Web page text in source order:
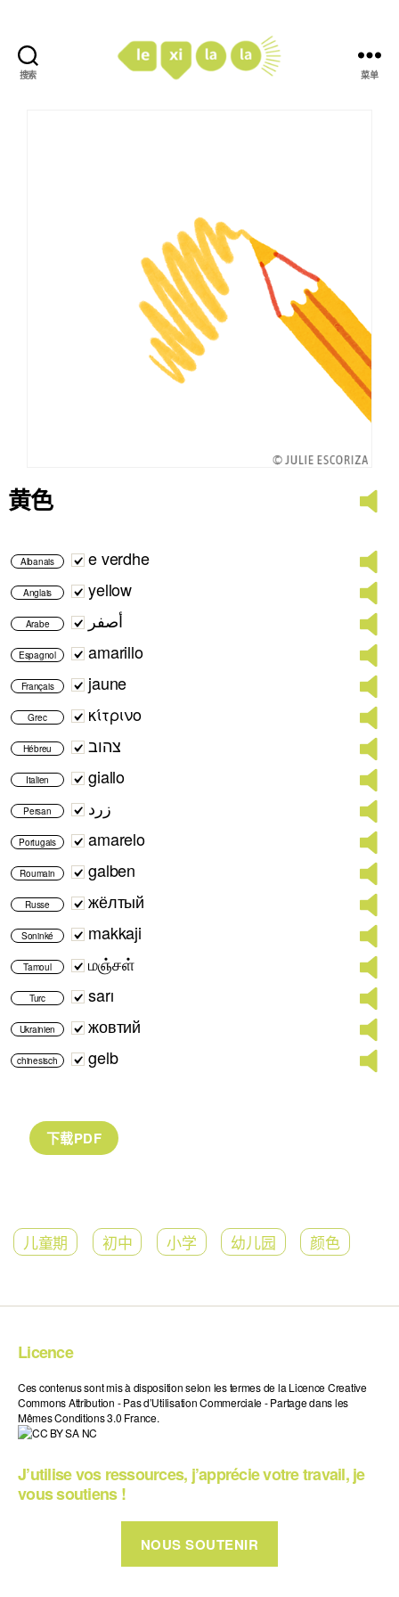
搜索 菜单
黄色
Albanais e verdhe
Anglais yellow
Arabe أصفر
Espagnol amarillo
Français jaune
Grec κίτρινο
Hébreu צהוב
Italien giallo
Persan زرد
Portugais amarelo
Roumain galben
Russe жёлтый
Soninké makkaji
Tamoul மஞ்சள்
Turc sarı
Ukrainien жовтий
chinesisch gelb
儿童期 初中 小学 幼儿园 颜色
Licence
Ces contenus sont mis à disposition selon les termes de la Licence Creative
Commons Attribution - Pas d’Utilisation Commerciale - Partage dans les
Mêmes Conditions 3.0 France.
J’utilise vos ressources, j’apprécie votre travail, je
vous soutiens !
NOUS SOUTENIR